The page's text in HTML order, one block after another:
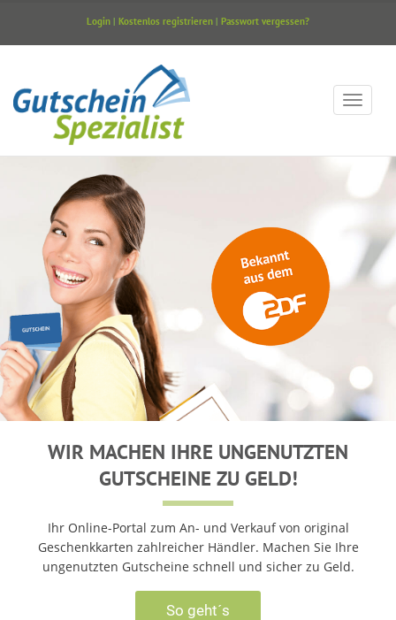
Login | Kostenlos registrieren | Passwort vergessen?
WIR MACHEN IHRE UNGENUTZTEN
GUTSCHEINE ZU GELD!
Ihr Online-Portal zum An- und Verkauf von original
Geschenkkarten zahlreicher Händler. Machen Sie Ihre
ungenutzten Gutscheine schnell und sicher zu Geld.
So geht´s